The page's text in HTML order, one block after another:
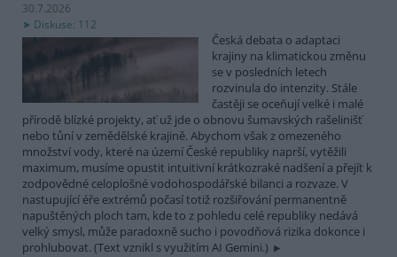
30.7.2026
Diskuse: 112
Česká debata o adaptaci
krajiny na klimatickou změnu
se v posledních letech
rozvinula do intenzity. Stále
častěji se oceňují velké i malé
přírodě blízké projekty, ať už jde o obnovu šumavských rašelinišť
nebo tůní v zemědělské krajině. Abychom však z omezeného
množství vody, které na území České republiky naprší, vytěžili
maximum, musíme opustit intuitivní krátkozraké nadšení a přejít k
zodpovědné celoplošné vodohospodářské bilanci a rozvaze. V
nastupující éře extrémů počasí totiž rozšiřování permanentně
napuštěných ploch tam, kde to z pohledu celé republiky nedává
velký smysl, může paradoxně sucho i povodňová rizika dokonce i
prohlubovat. (Text vznikl s využitím AI Gemini.)